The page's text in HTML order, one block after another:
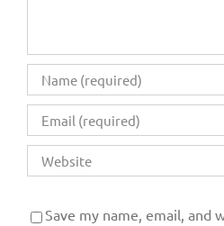
Save my name, email, and